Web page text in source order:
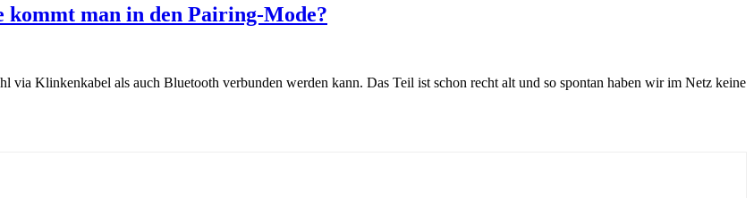
man in den Pairing-Mode?
Klinkenkabel als auch Bluetooth verbunden werden kann. Das Teil ist schon recht alt und so spontan haben wir im Netz keine